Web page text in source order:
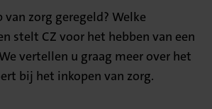
van zorg geregeld? Welke
stelt CZ voor het hebben van een
vertellen u graag meer over het
bij het inkopen van zorg.